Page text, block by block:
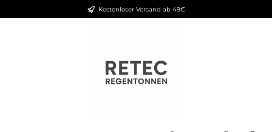
Zum Hauptinhalt springenKostenloser Versand ab 49€